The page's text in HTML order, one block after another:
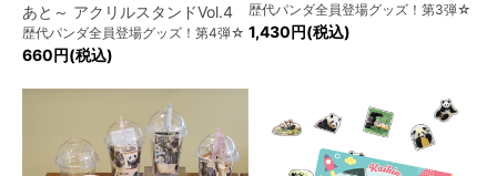
あと～ アクリルスタンドVol.4
歴代パンダ全員登場グッズ！第4弾☆
660円(税込)
歴代パンダ全員登場グッズ！第3弾☆
1,430円(税込)